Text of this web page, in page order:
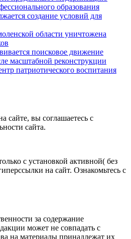
образования
создание условий для
области уничтожена
поисковое движение
масштабной реконструкции
патриотического воспитания
сайте, вы соглашаетесь с
сайта.
с установкой активной( без
на сайт. Ознакомьтесь с
за содержание
может не совпадать с
на материалы принадлежат их